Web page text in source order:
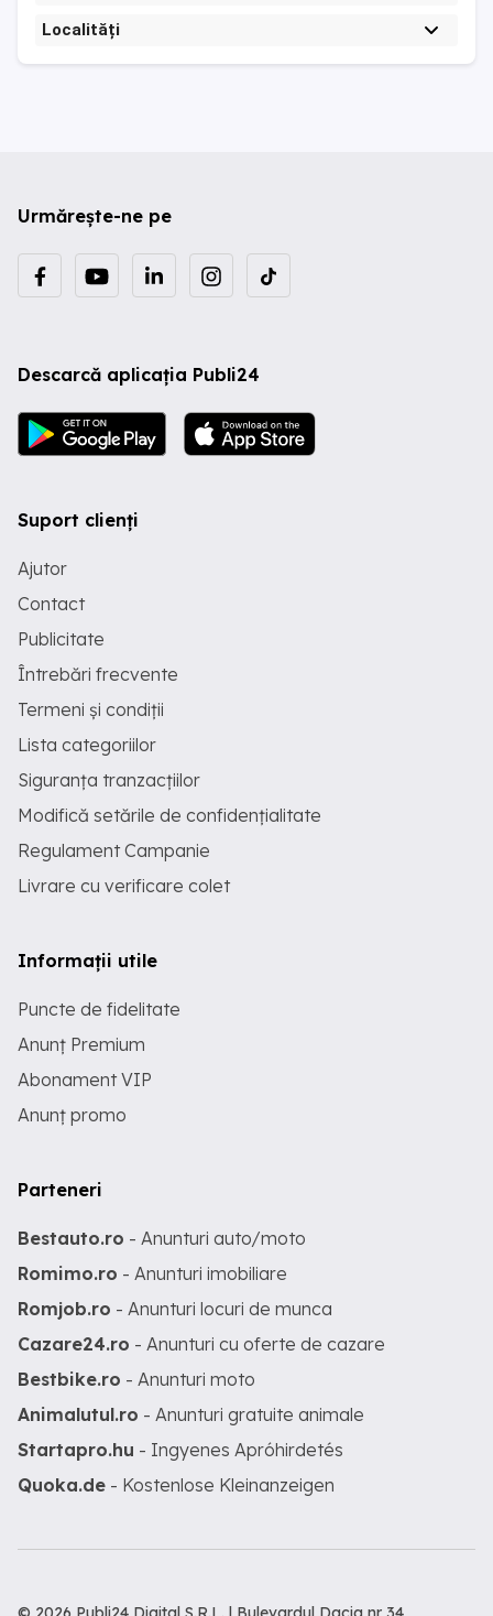
Localități
Urmărește-ne pe
Descarcă aplicația Publi24
Suport clienți
Ajutor
Contact
Publicitate
Întrebări frecvente
Termeni și condiții
Lista categoriilor
Siguranța tranzacțiilor
Modifică setările de confidențialitate
Regulament Campanie
Livrare cu verificare colet
Informații utile
Puncte de fidelitate
Anunț Premium
Abonament VIP
Anunț promo
Parteneri
Bestauto.ro - Anunturi auto/moto
Romimo.ro - Anunturi imobiliare
Romjob.ro - Anunturi locuri de munca
Cazare24.ro - Anunturi cu oferte de cazare
Bestbike.ro - Anunturi moto
Animalutul.ro - Anunturi gratuite animale
Startapro.hu - Ingyenes Apróhirdetés
Quoka.de - Kostenlose Kleinanzeigen